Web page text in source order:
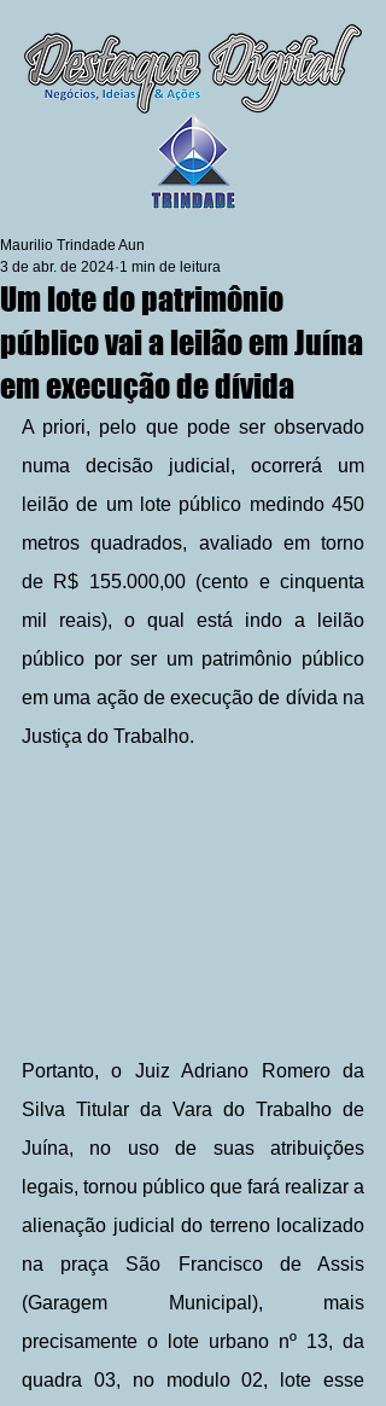
Um lote do patrimônio
público vai a leilão em Juína
em execução de dívida
Maurilio Trindade Aun
3 de abr. de 2024 1 min de leitura
A priori, pelo que pode ser observado
numa decisão judicial, ocorrerá um
leilão de um lote público medindo 450
metros quadrados, avaliado em torno
de R$ 155.000,00 (cento e cinquenta
mil reais), o qual está indo a leilão
público por ser um patrimônio público
em uma ação de execução de dívida na
Justiça do Trabalho.
Portanto, o Juiz Adriano Romero da
Silva Titular da Vara do Trabalho de
Juína, no uso de suas atribuições
legais, tornou público que fará realizar a
alienação judicial do terreno localizado
na praça São Francisco de Assis
(Garagem Municipal), mais
precisamente o lote urbano nº 13, da
quadra 03, no modulo 02, lote esse